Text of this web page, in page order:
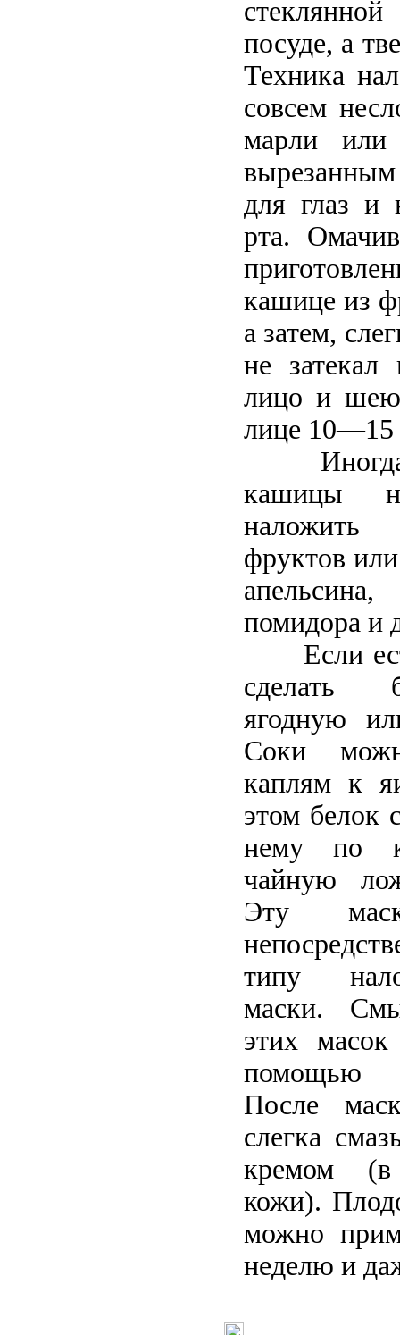
посуде, а
Техника
совсем
марли
для глаз и
рта.
кашице из
а затем,
не затекал
лицо и
лице 10—15
кашицы
фруктов
помидора и
Если
сделать
ягодную
Соки
каплям к
этом белок
нему по
чайную
Эту
типу
маски.
этих
помощью
После
слегка
кремом (в
кожи).
можно
неделю и